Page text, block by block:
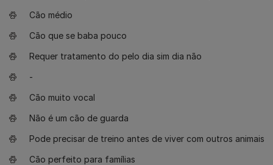
Cão médio
Cão que se baba pouco
Requer tratamento do pelo dia sim dia não
-
Cão muito vocal
Não é um cão de guarda
Pode precisar de treino antes de viver com outros animais
Cão perfeito para famílias